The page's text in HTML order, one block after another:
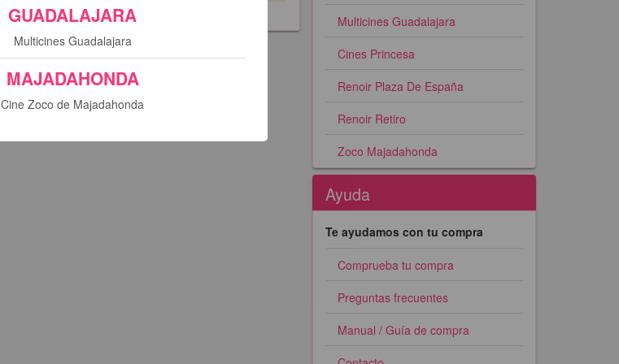
Multicines Guadalajara
Cines Princesa
Renoir Plaza De España
Renoir Retiro
Zoco Majadahonda
Ayuda
Te ayudamos con tu compra
Comprueba tu compra
Preguntas frecuentes
Manual / Guía de compra
GUADALAJARA
Multicines Guadalajara
MAJADAHONDA
Cine Zoco de Majadahonda